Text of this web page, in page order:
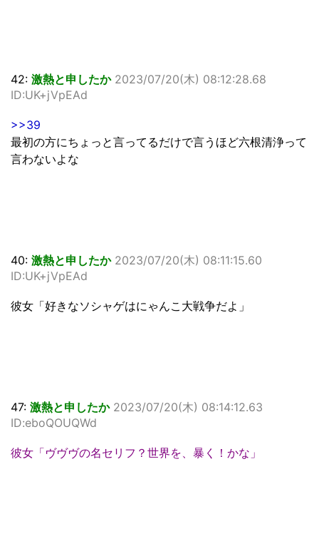
42: 激熱と申したか 2023/07/20(木) 08:12:28.68
ID:UK+jVpEAd
>>39
最初の方にちょっと言ってるだけで言うほど六根清浄って
言わないよな
40: 激熱と申したか 2023/07/20(木) 08:11:15.60
ID:UK+jVpEAd
彼女「好きなソシャゲはにゃんこ大戦争だよ」
47: 激熱と申したか 2023/07/20(木) 08:14:12.63
ID:eboQOUQWd
彼女「ヴヴヴの名セリフ？世界を、暴く！かな」